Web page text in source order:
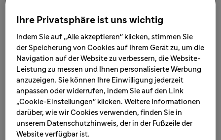
Medikamente, die später als Injektions- oder
Bedingungen hergestellt und abgefüllt. So ist
sichergestellt, dass diese Arzneimittel durch keinerlei
Keime oder Partikel verunreinigt werden.
Damit eine keimarme Fertigung von Wirkstoffen, die
nicht als Tablette verabreicht werden können, möglich
ist, muss im Reinraum die Konzentration luftgetragener
Teilchen äußerst gering gehalten werden. Anzahl und
Größe der Partikel werden fortlaufend überwacht,
Ihre Privatsphäre ist uns wichtig
Indem Sie auf „Alle akzeptieren" klicken, stimmen Sie
der Speicherung von Cookies auf Ihrem Gerät zu, um die
Navigation auf der Website zu verbessern, die Website-
Leistung zu messen und Ihnen personalisierte Werbung
anzuzeigen. Sie können Ihre Einwilligung jederzeit
anpassen oder widerrufen, indem Sie auf den Link
„Cookie-Einstellungen" klicken. Weitere Informationen
darüber, wie wir Cookies verwenden, finden Sie in
unserem Datenschutzhinweis, der in der Fußzeile der
Website verfügbar ist.